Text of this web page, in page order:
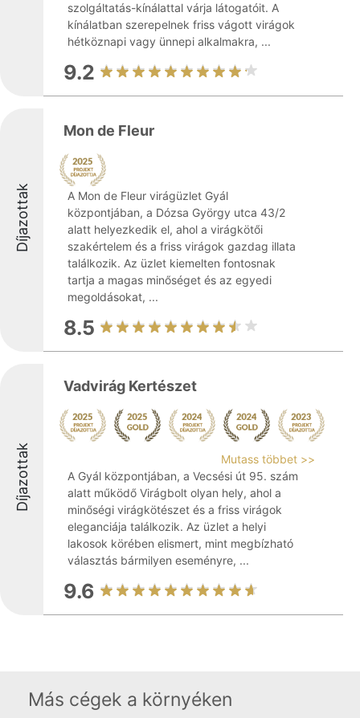
szolgáltatás-kínálattal várja látogatóit. A
kínálatban szerepelnek friss vágott virágok
hétköznapi vagy ünnepi alkalmakra, ...
9.2
Díjazottak
Mon de Fleur
A Mon de Fleur virágüzlet Gyál
központjában, a Dózsa György utca 43/2
alatt helyezkedik el, ahol a virágkötői
szakértelem és a friss virágok gazdag illata
találkozik. Az üzlet kiemelten fontosnak
tartja a magas minőséget és az egyedi
megoldásokat, ...
8.5
Díjazottak
Vadvirág Kertészet
Mutass többet >>
A Gyál központjában, a Vecsési út 95. szám
alatt működő Virágbolt olyan hely, ahol a
minőségi virágkötészet és a friss virágok
eleganciája találkozik. Az üzlet a helyi
lakosok körében elismert, mint megbízható
választás bármilyen eseményre, ...
9.6
Más cégek a környéken